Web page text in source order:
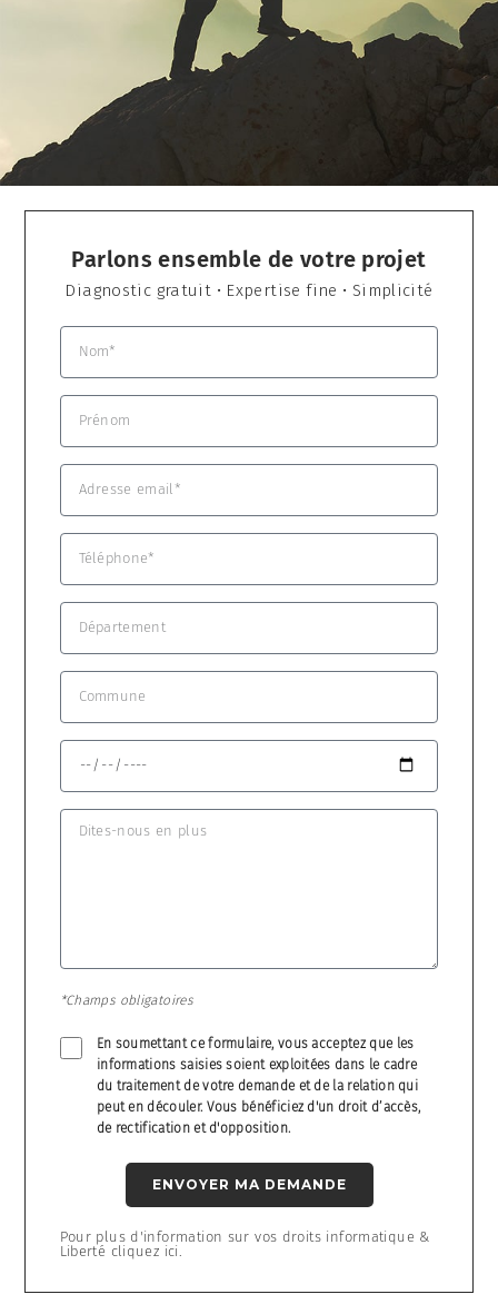
Parlons ensemble de votre projet
Diagnostic gratuit • Expertise fine • Simplicité
*Champs obligatoires
En soumettant ce formulaire, vous acceptez que les
informations saisies soient exploitées dans le cadre
du traitement de votre demande et de la relation qui
peut en découler. Vous bénéficiez d'un droit d’accès,
de rectification et d'opposition.
ENVOYER MA DEMANDE
Pour plus d'information sur vos droits informatique &
Liberté cliquez ici.